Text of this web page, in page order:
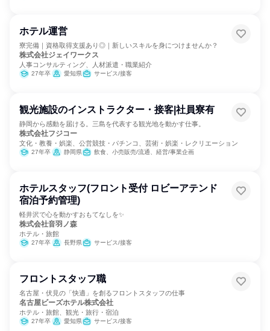
ホテル運営
寮完備｜資格取得支援あり◎｜新しいスキルを身につけませんか？
株式会社ジェイワークス
人事コンサルティング、人材派遣・職業紹介
27年卒 愛知県 サービス/接客
観光施設のインストラクター・接客|社員寮有
静岡から感動を届ける。三島を代表する観光地を動かす仕事。
株式会社フジコー
文化・教養・娯楽、公営競技・パチンコ、芸術・娯楽・レクリエーション
27年卒 静岡県 飲食、小売販売/流通、経営/事業企画
ホテルスタッフ(フロント受付 ロビーアテンド
宿泊予約管理)
軽井沢で心を動かすおもてなしを✨
株式会社音羽ノ森
ホテル・旅館
27年卒 長野県 サービス/接客
フロントスタッフ職
名古屋・伏見の「快適」を創るフロントスタッフの仕事
名古屋ビーズホテル株式会社
ホテル・旅館、観光・旅行・宿泊
27年卒 愛知県 サービス/接客